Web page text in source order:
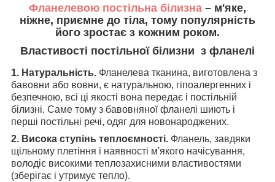
Фланелевою постільна білизна – м'яке,
ніжне, приємне до тіла, тому популярність
його зростає з кожним роком.
Властивості постільної білизни з фланелі
1. Натуральність. Фланелева тканина, виготовлена з
бавовни або вовни, є натуральною, гіпоалергенних і
безпечною, всі ці якості вона передає і постільній
білизні. Саме тому з бавовняної фланелі шиють і
перші постільні речі, одяг для новонароджених.
2. Висока ступінь теплоємності. Фланель, завдяки
щільному плетіння і наявності м'якого начісування,
володіє високими теплозахисними властивостями
(зберігає і утримує тепло).